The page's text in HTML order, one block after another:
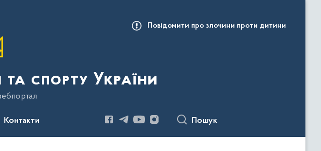
Повідомити про злочини проти дитини
та спорту України
Контакти Пошук